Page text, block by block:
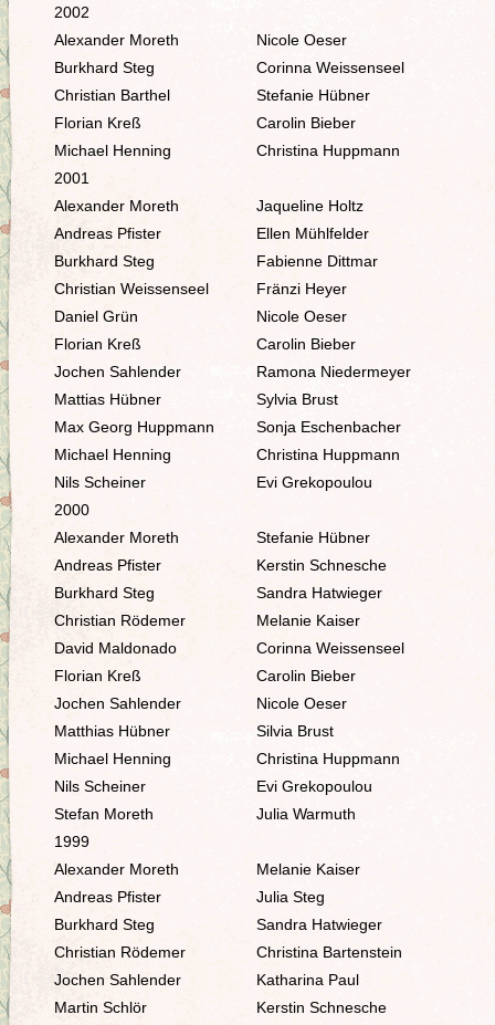
2002
Alexander Moreth
Nicole Oeser
Burkhard Steg
Corinna Weissenseel
Christian Barthel
Stefanie Hübner
Florian Kreß
Carolin Bieber
Michael Henning
Christina Huppmann
2001
Alexander Moreth
Jaqueline Holtz
Andreas Pfister
Ellen Mühlfelder
Burkhard Steg
Fabienne Dittmar
Christian Weissenseel
Fränzi Heyer
Daniel Grün
Nicole Oeser
Florian Kreß
Carolin Bieber
Jochen Sahlender
Ramona Niedermeyer
Mattias Hübner
Sylvia Brust
Max Georg Huppmann
Sonja Eschenbacher
Michael Henning
Christina Huppmann
Nils Scheiner
Evi Grekopoulou
2000
Alexander Moreth
Stefanie Hübner
Andreas Pfister
Kerstin Schnesche
Burkhard Steg
Sandra Hatwieger
Christian Rödemer
Melanie Kaiser
David Maldonado
Corinna Weissenseel
Florian Kreß
Carolin Bieber
Jochen Sahlender
Nicole Oeser
Matthias Hübner
Silvia Brust
Michael Henning
Christina Huppmann
Nils Scheiner
Evi Grekopoulou
Stefan Moreth
Julia Warmuth
1999
Alexander Moreth
Melanie Kaiser
Andreas Pfister
Julia Steg
Burkhard Steg
Sandra Hatwieger
Christian Rödemer
Christina Bartenstein
Jochen Sahlender
Katharina Paul
Martin Schlör
Kerstin Schnesche